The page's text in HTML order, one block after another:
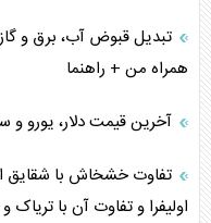
تبدیل قبوض آب، برق و
همراه من + راهنما
آخرین قیمت دلار، یورو و سایر ارز‌ها ۱۲
تفاوت خشخاش با شقایق
اولیفرا و تفاوت آن با